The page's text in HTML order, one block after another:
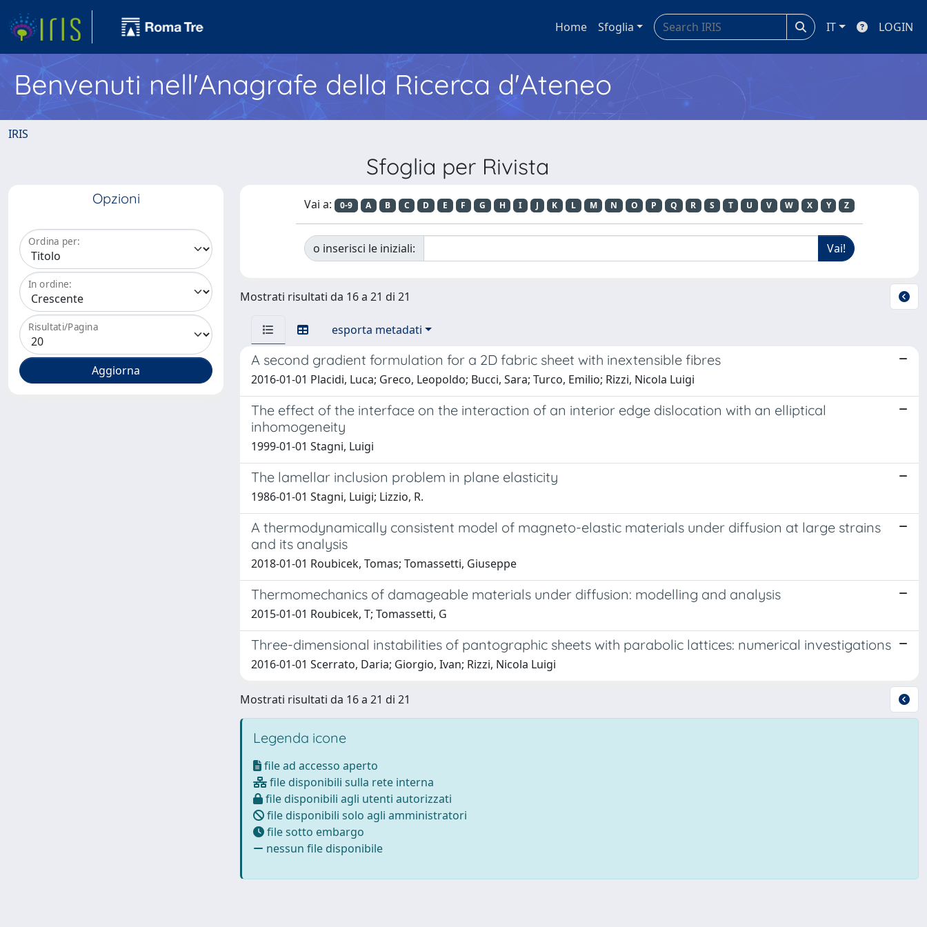
Home Sfoglia IT LOGIN
Benvenuti nell'Anagrafe della Ricerca d'Ateneo
IRIS
Sfoglia per Rivista
Opzioni
Ordina per:
In ordine:
Risultati/Pagina
Vai a: 0-9 A B C D E F G H I J K L M N O P Q R S T U V W X Y Z
o inserisci le iniziali:
Mostrati risultati da 16 a 21 di 21
esporta metadati
A second gradient formulation for a 2D fabric sheet with inextensible fibres
2016-01-01 Placidi, Luca; Greco, Leopoldo; Bucci, Sara; Turco, Emilio; Rizzi, Nicola Luigi
The effect of the interface on the interaction of an interior edge dislocation with an elliptical
inhomogeneity
1999-01-01 Stagni, Luigi
The lamellar inclusion problem in plane elasticity
1986-01-01 Stagni, Luigi; Lizzio, R.
A thermodynamically consistent model of magneto-elastic materials under diffusion at large strains
and its analysis
2018-01-01 Roubicek, Tomas; Tomassetti, Giuseppe
Thermomechanics of damageable materials under diffusion: modelling and analysis
2015-01-01 Roubicek, T; Tomassetti, G
Three-dimensional instabilities of pantographic sheets with parabolic lattices: numerical investigations
2016-01-01 Scerrato, Daria; Giorgio, Ivan; Rizzi, Nicola Luigi
Mostrati risultati da 16 a 21 di 21
Legenda icone
file ad accesso aperto
file disponibili sulla rete interna
file disponibili agli utenti autorizzati
file disponibili solo agli amministratori
file sotto embargo
nessun file disponibile